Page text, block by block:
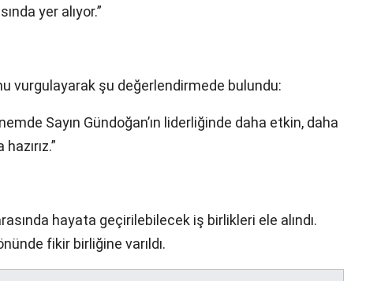
yer alıyor.”
vurgulayarak şu değerlendirmede bulundu:
Sayın Gündoğan’ın liderliğinde daha etkin, daha
hayata geçirilebilecek iş birlikleri ele alındı.
fikir birliğine varıldı.